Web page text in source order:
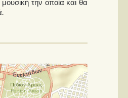
την οποία και θα